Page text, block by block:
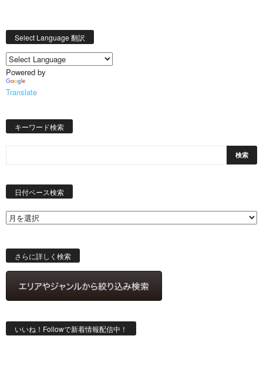
Select Language 翻訳
Powered by
Translate
キーワード検索
日付ベース検索
さらに詳しく検索
いいね！Followで新着情報配信中！